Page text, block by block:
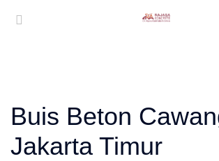
Buis Beton
Jakarta Timur